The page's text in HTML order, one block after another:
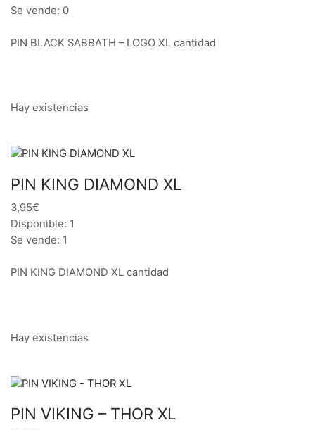
Se vende: 0
PIN BLACK SABBATH – LOGO XL cantidad
Hay existencias
PIN KING DIAMOND XL
3,95€
Disponible: 1
Se vende: 1
PIN KING DIAMOND XL cantidad
Hay existencias
PIN VIKING – THOR XL